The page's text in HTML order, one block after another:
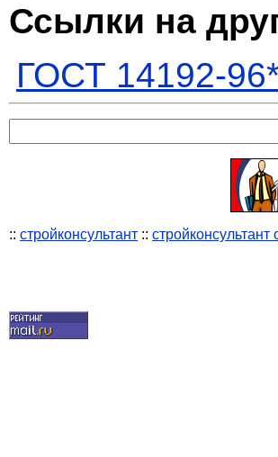
Ссылки на
ГОСТ 14192-
:: стройконсультант ::